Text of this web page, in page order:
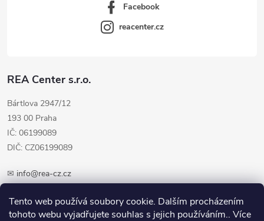
Tento web používá soubory cookie. Dalším procházením
tohoto webu vyjadřujete souhlas s jejich používáním.. Více
REA Center s.r.o.
Bártlova 2947/12
193 00 Praha
IČ: 06199089
DIČ: CZ06199089
✉ info@rea-cz.cz
Facebook
reacenter.cz